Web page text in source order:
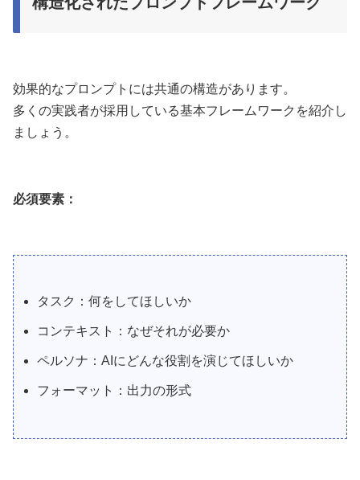
効果的なプロンプトには共通の構造があります。
多くの実践者が採用している基本フレームワークを紹介し
ましょう。
必須要素：
タスク：何をしてほしいか
コンテキスト：なぜそれが必要か
ペルソナ：AIにどんな役割を演じてほしいか
フォーマット：出力の形式